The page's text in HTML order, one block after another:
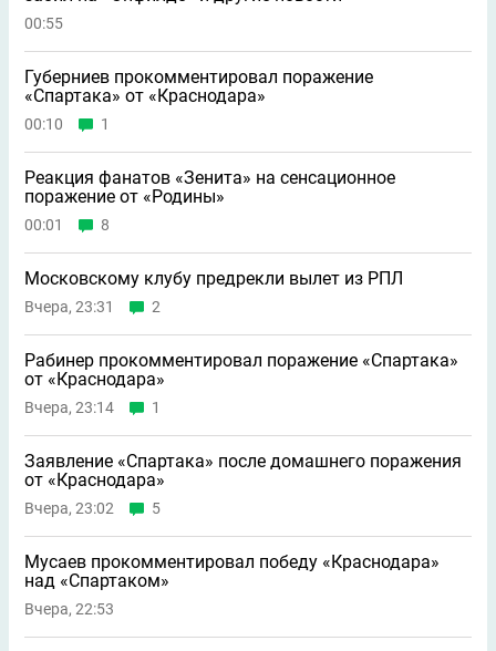
00:55
Губерниев прокомментировал поражение
«Спартака» от «Краснодара»
00:10 1
Реакция фанатов «Зенита» на сенсационное
поражение от «Родины»
00:01 8
Московскому клубу предрекли вылет из РПЛ
Вчера, 23:31 2
Рабинер прокомментировал поражение «Спартака»
от «Краснодара»
Вчера, 23:14 1
Заявление «Спартака» после домашнего поражения
от «Краснодара»
Вчера, 23:02 5
Мусаев прокомментировал победу «Краснодара»
над «Спартаком»
Вчера, 22:53